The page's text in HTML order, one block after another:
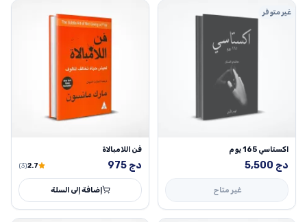
غير متوفر
اكستاسي 165 يوم
5,500 دج
غير متاح
فن اللامبالاة
975 دج 2.7
(3)
إضافة إلى السلة